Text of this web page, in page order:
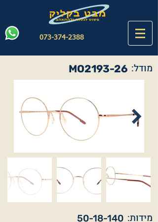
073-374-2388
MO2193-26 מודל:
50-18-140 מידות: